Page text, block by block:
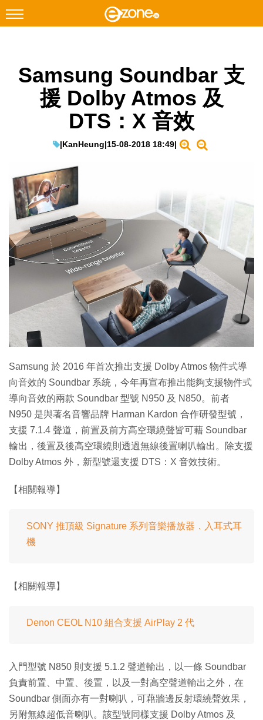
Facebook Instagram
科技焦點
EduTech
IT Times
生成式AI與雲端應用
Enterprise Digital Transformation
Samsung Soundbar 支
援 Dolby Atmos 及
DTS：X 音效
|KanHeung|15-08-2018 18:49|
Samsung 於 2016 年首次推出支援 Dolby Atmos 物件式導
向音效的 Soundbar 系統，今年再宣布推出能夠支援物件式
導向音效的兩款 Soundbar 型號 N950 及 N850。前者
N950 是與著名音響品牌 Harman Kardon 合作研發型號，
支援 7.1.4 聲道，前置及前方高空環繞聲皆可藉 Soundbar
輸出，後置及後高空環繞則透過無線後置喇叭輸出。除支援
Dolby Atmos 外，新型號還支援 DTS：X 音效技術。
【相關報導】
SONY 推頂級 Signature 系列音樂播放器．入耳式耳
機
【相關報導】
Denon CEOL N10 組合支援 AirPlay 2 代
入門型號 N850 則支援 5.1.2 聲道輸出，以一條 Soundbar
負責前置、中置、後置，以及一對高空聲道輸出之外，在
Soundbar 側面亦有一對喇叭，可藉牆邊反射環繞聲效果，
另附無線超低音喇叭。該型號同樣支援 Dolby Atmos 及